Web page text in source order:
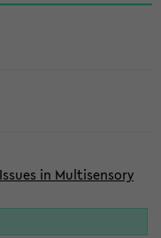
in Multisensory